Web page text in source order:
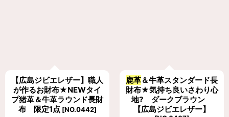
【広島ジビエレザー】職人
が作るお財布★NEWタイ
プ猪革＆牛革ラウンド長財
布 限定1点 [NO.0442]
鹿革＆牛革スタンダード長
財布★気持ち良いさわり心
地? ダークブラウン
【広島ジビエレザー】